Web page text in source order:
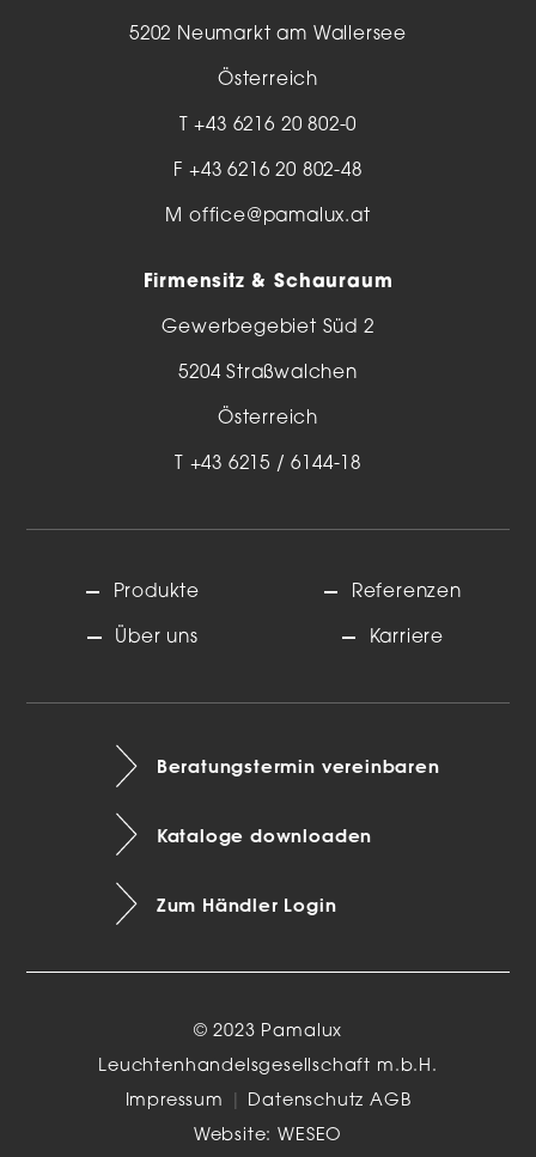
5202 Neumarkt am Wallersee
Österreich
T+43 6216 20 802-0
F +43 6216 20 802-48
M office@pamalux.at
Firmensitz & Schauraum
Gewerbegebiet Süd 2
5204 Straßwalchen
Österreich
+43 6215 / 6144-18
Produkte
Über uns
Referenzen
Karriere
Beratungstermin vereinbaren
Kataloge downloaden
Zum Händler Login
© 2023 Pamalux
Leuchtenhandelsgesellschaft m.b.H.
Impressum
Datenschutz AGB
Website:WESEO